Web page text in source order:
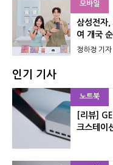
모바일
삼성전자
여 개국
정하정 기자
인기 기사
노트북
[리뷰]
크스테이